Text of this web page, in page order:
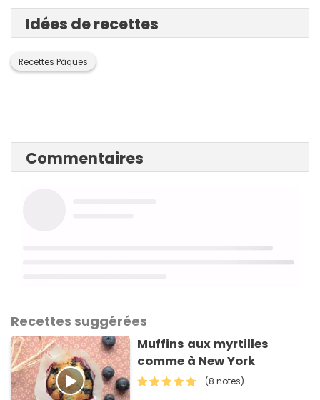
Idées de recettes
Recettes Pâques
Commentaires
Recettes suggérées
Muffins aux myrtilles
comme à New York
(8 notes)